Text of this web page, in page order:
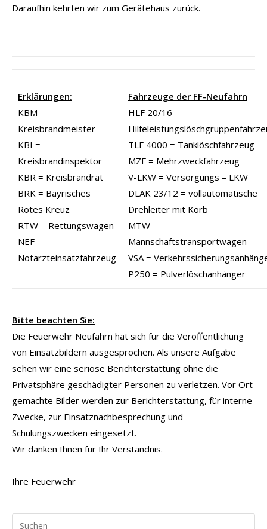
Daraufhin kehrten wir zum Gerätehaus zurück.
Erklärungen:
KBM =
Kreisbrandmeister
KBI =
Kreisbrandinspektor
KBR = Kreisbrandrat
BRK = Bayrisches
Rotes Kreuz
RTW = Rettungswagen
NEF =
Notarzteinsatzfahrzeug
Fahrzeuge der FF-Neufahrn
HLF 20/16 =
TLF 4000 = Tanklöschfahrzeug
MZF = Mehrzweckfahrzeug
V-LKW = Versorgungs – LKW
DLAK 23/12 = vollautomatische
Drehleiter mit Korb
MTW =
Mannschaftstransportwagen
VSA =
P250 = Pulverlöschanhänger
Bitte beachten Sie:
Die Feuerwehr Neufahrn hat sich für die Veröffentlichung
von Einsatzbildern ausgesprochen. Als unsere Aufgabe
sehen wir eine seriöse Berichterstattung ohne die
Privatsphäre geschädigter Personen zu verletzen. Vor Ort
gemachte Bilder werden zur Berichterstattung, für interne
Zwecke, zur Einsatznachbesprechung und
Schulungszwecken eingesetzt.
Wir danken Ihnen für Ihr Verständnis.
Ihre Feuerwehr